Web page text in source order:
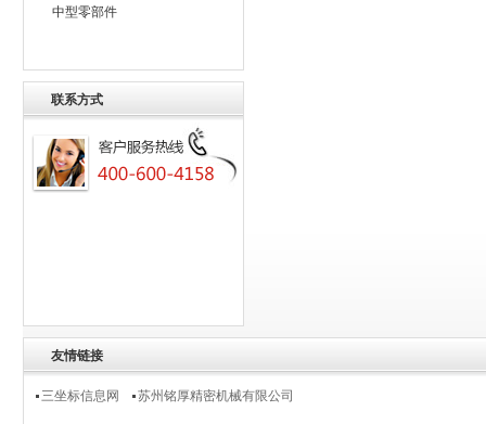
中型零部件
联系方式
友情链接
三坐标信息网 苏州铭厚精密机械有限公司